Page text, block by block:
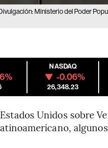
Ministerio del Poder
NASDAQ
-0.06%
26,348.23
Unidos sobre